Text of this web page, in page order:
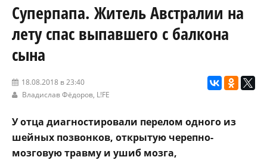
Суперпапа. Житель Австралии на
лету спас выпавшего с балкона
сына
18.08.2018 в 23:40
Владислав Фёдоров, L!FE
У отца диагностировали перелом одного из
шейных позвонков, открытую черепно-
мозговую травму и ушиб мозга,